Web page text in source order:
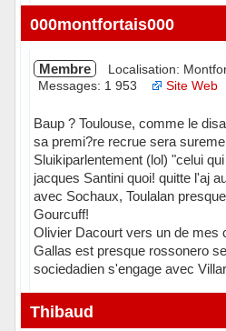
Hors ligne
000montfortais000
Membre Localisation:
Messages: 1 953
Site Web
Baup ? Toulouse, comme le
sa premi?re recrue sera
Sluikiparlentement (lol) "celui
jacques Santini quoi! quitte l'aj
avec Sochaux, Toulalan
Gourcuff!
Olivier Dacourt vers un de mes
Gallas est presque rossonero
sociedadien s'engage avec
Hors ligne
Thibaud